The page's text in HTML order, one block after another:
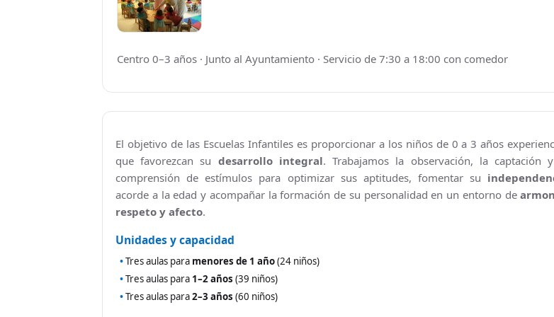
Grupos políticos
Plenos Municipales
PMUS - Plan de Movilidad Urbana Sostenible
Urbanismo
Tablón de anuncios: Ofertas de trabajo y otros.
Linea Verde - Ayuntamiento de Cuarte de Huerva
Trámites y Servicios
Atención al Ciudadano
Ayuntamiento Online
112 ARAGÓN - ALERTAS
CUARTOCIO · Espacio Joven
Deportes
Depuradora, Potabilizadora y
ACHE, Asociación Corredor del
Centro 0–3 años · Junto al Ayuntamiento · Servicio de 7:30 a 18:00 con comedor
El objetivo de las Escuelas Infantiles es proporcionar a los niños de 0 a 3 años
que favorezcan su desarrollo integral. Trabajamos la observación, la captación
comprensión de estímulos para optimizar sus aptitudes, fomentar su
acorde a la edad y acompañar la formación de su personalidad en un entorno de
respeto y afecto.
Unidades y capacidad
Tres aulas para menores de 1 año(24 niños)
Tres aulas para 1–2 años (39 niños)
Tres aulas para2–3 años (60 niños)